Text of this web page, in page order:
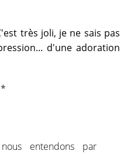
très joli, je ne sais pas
d'une adoration
entendons par